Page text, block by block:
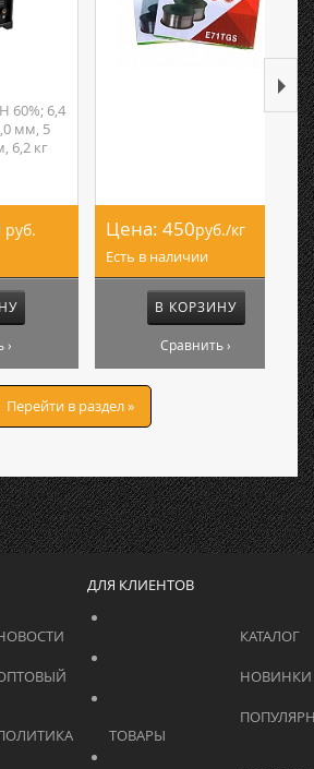
60%; 6,4
мм, 5
6,2 кг
руб.
›
Цена: 450руб./кг
Есть в наличии
В КОРЗИНУ
Сравнить ›
Перейти в раздел »
ДЛЯ КЛИЕНТОВ